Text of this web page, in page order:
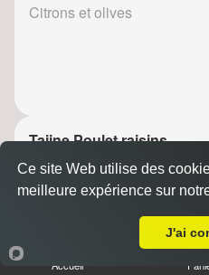
Citrons et olives
Tajine Poulet raisins
Dès18.90 €
Accueil
Ce site Web utilise des
meilleure expérience sur
J'ai